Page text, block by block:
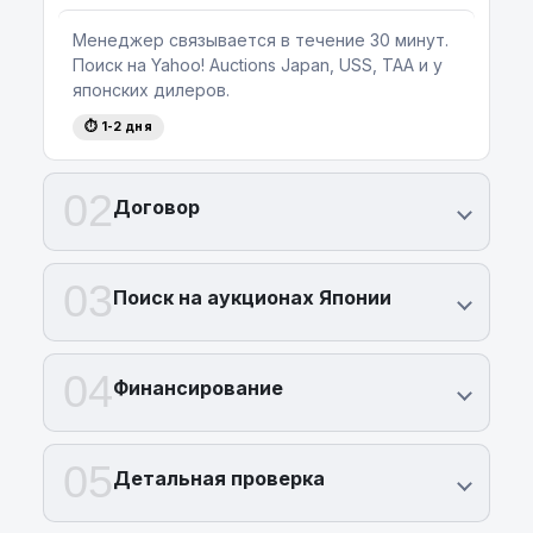
Хотите узнать цену или оставить заявку?
Позвоните нам уже сегодня:+375 (29) 689
20 20.
Менеджер связывается в течение 30 минут.
Поиск на Yahoo! Auctions Japan, USS, TAA и у
японских дилеров.
⏱ 1-2 дня
02Договор
03Поиск на аукционах Японии
04Финансирование
05Детальная проверка